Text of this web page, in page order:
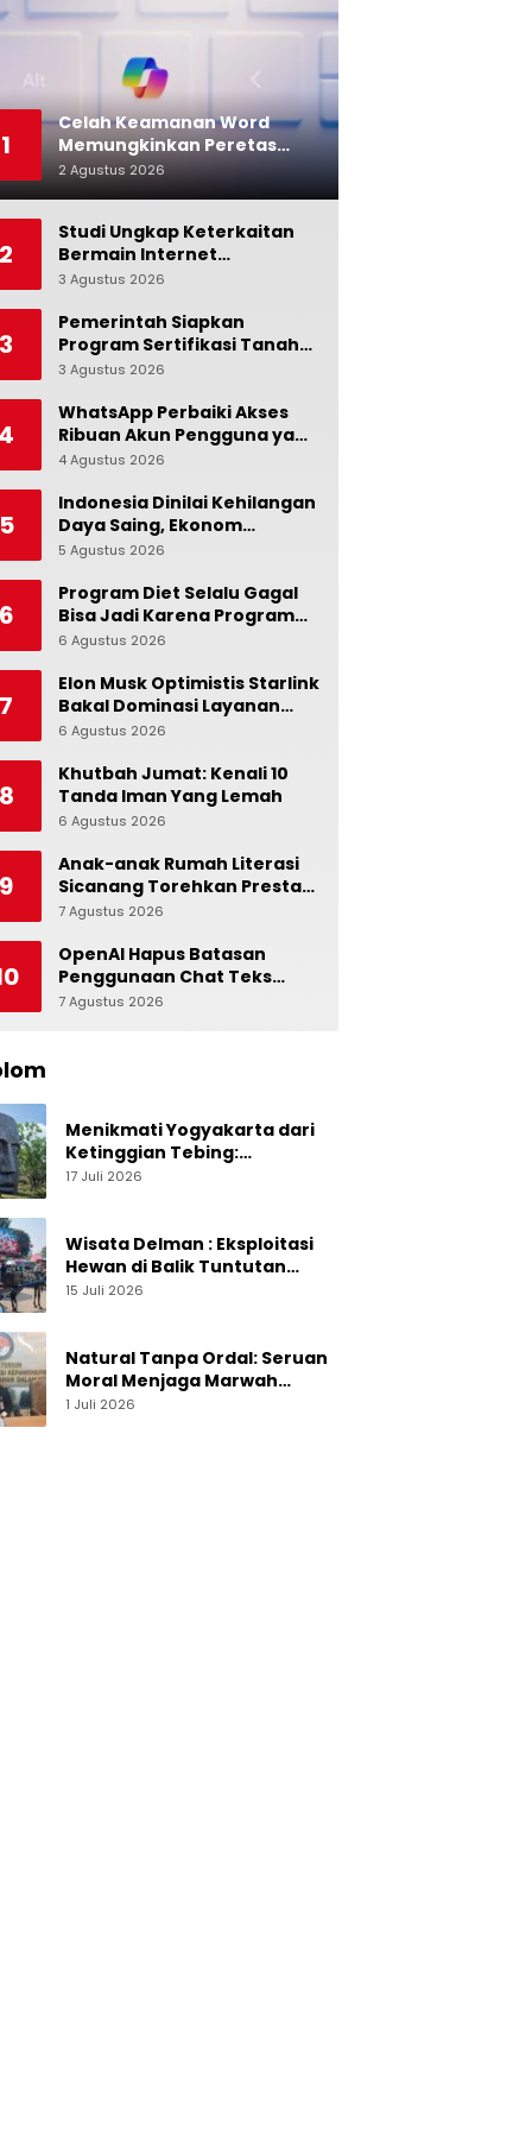
1
Celah Keamanan Word
Memungkinkan Peretas
Menyusup ke Microsoft
Copilot
2 Agustus 2026
2
Studi Ungkap Keterkaitan
Bermain Internet
Berlebihan dengan Stres
3 Agustus 2026
3
Pemerintah Siapkan
Program Sertifikasi Tanah
Gratis bagi Masyarakat
3 Agustus 2026
4
WhatsApp Perbaiki Akses
Ribuan Akun Pengguna yang
Terblokir
4 Agustus 2026
5
Indonesia Dinilai Kehilangan
Daya Saing, Ekonom
Ingatkan Pentingnya Jaga
Indonesia
5 Agustus 2026
6
Program Diet Selalu Gagal
Bisa Jadi Karena Program
Alami dalam Otak
6 Agustus 2026
7
Elon Musk Optimistis Starlink
Bakal Dominasi Layanan
Internet Global
6 Agustus 2026
8
Khutbah Jumat: Kenali 10
Tanda Iman Yang Lemah
6 Agustus 2026
9
Anak-anak Rumah Literasi
Sicanang Torehkan Prestasi
pada Peringatan Hari Anak
Medan Belawan
7 Agustus 2026
OpenAI Hapus Batasan
Penggunaan Chat Teks
untuk Akun Gratis ChatGPT
7 Agustus 2026
Menikmati Yogyakarta dari
Ketinggian Tebing:
Menelusuri Pesona On The
17 Juli 2026
Wisata Delman : Eksploitasi
Hewan di Balik Tuntutan
Perut Kusir
15 Juli 2026
Natural Tanpa Ordal: Seruan
Moral Menjaga Marwah
Perguruan Tinggi
1 Juli 2026